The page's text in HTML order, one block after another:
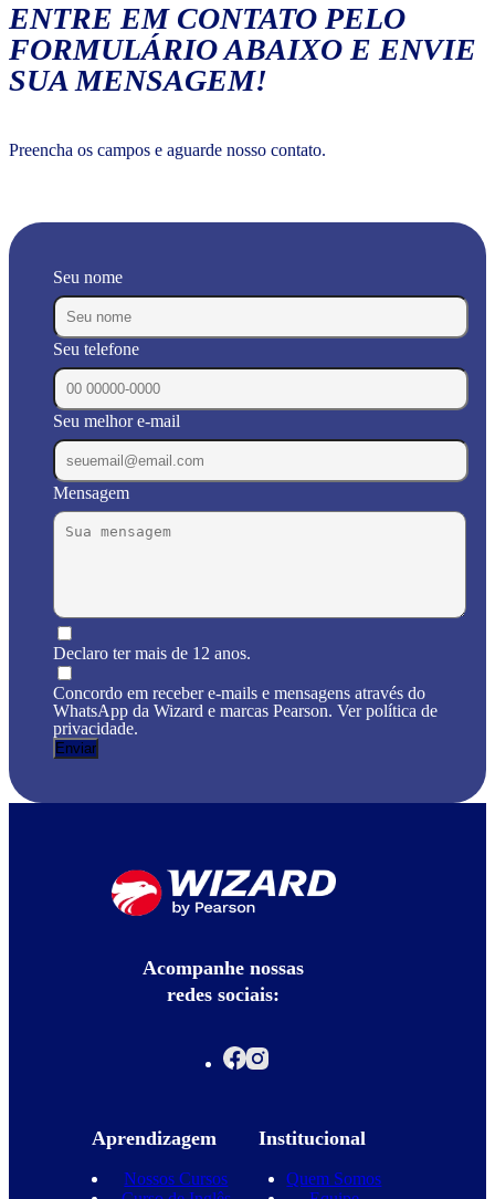
ENTRE EM CONTATO PELO
FORMULÁRIO ABAIXO E ENVIE
SUA MENSAGEM!
Preencha os campos e aguarde nosso contato.
Seu nome
Seu telefone
Seu melhor e-mail
Mensagem
Declaro ter mais de 12 anos.
Concordo em receber e-mails e mensagens através do
WhatsApp da Wizard e marcas Pearson. Ver política de
privacidade.
Acompanhe nossas
redes sociais:
Aprendizagem
Nossos Cursos
Institucional
Quem Somos